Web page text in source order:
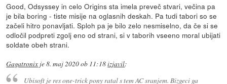
Good, Odsyssey in celo Origins sta imela preveč stvari, večina pa
je bila boring - tiste misije na oglasnih deskah. Pa tudi tabori so se
začeli hitro ponavljati. Sploh pa je bilo zelo nesmiselno, da če si se
odločil podpreti zgolj eno od strani, si v taborih vseeno moral ubijati
soldate obeh strani.
Gagatronix je8. maj 2020 ob 11:18izjavil:
Ubisoft je res one-trick pony ratal s tem AC sranjem. Bizgeci ga